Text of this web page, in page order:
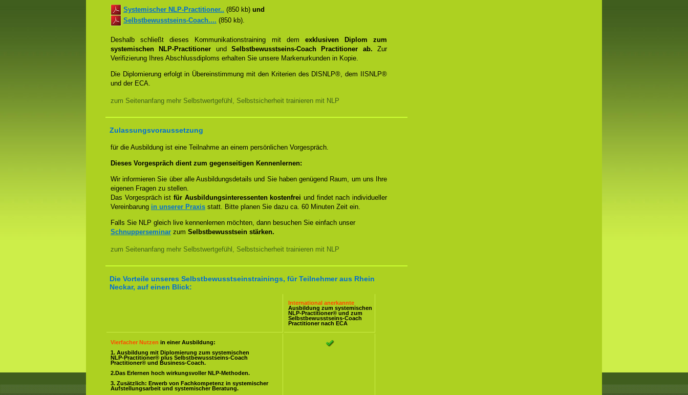
Systemischer NLP-Practitioner.. (850 kb) und
Selbstbewusstseins-Coach.... (850 kb).
Deshalb schließt dieses Kommunikationstraining mit dem exklusiven Diplom zum
systemischen NLP-Practitioner undSelbstbewusstseins-Coach Practitioner ab.Zur
Verifizierung Ihres Abschlussdiploms erhalten Sie unsere Markenurkunden in Kopie.
Die Diplomierung erfolgt in Übereinstimmung mit den Kriterien des DISNLP®, dem IISNLP®
und der ECA.
zum Seitenanfang mehr Selbstwertgefühl, Selbstsicherheit trainieren mit NLP
Zulassungsvoraussetzung
für die Ausbildung ist eine Teilnahme an einem persönlichen Vorgespräch.
Dieses Vorgespräch dient zum gegenseitigen Kennenlernen:
Wir informieren Sie über alle Ausbildungsdetails und Sie haben genügend Raum, um uns Ihre
eigenen Fragen zu stellen.
Das Vorgespräch ist für Ausbildungsinteressenten kostenfrei und findet nach individueller
Vereinbarung in unserer Praxis statt. Bitte planen Sie dazu ca. 60 Minuten Zeit ein.
Falls Sie NLP gleich live kennenlernen möchten, dann besuchen Sie einfach unser
Schnupperseminar zum Selbstbewusstsein stärken.
zum Seitenanfang mehr Selbstwertgefühl, Selbstsicherheit trainieren mit NLP
Die Vorteile unseres Selbstbewusstseinstrainings, für Teilnehmer aus Rhein
Neckar, auf einen Blick:
International anerkannte
Ausbildung zum systemischen
NLP-Practitioner® und zum
Selbstbewusstseins-Coach
Practitioner nach ECA
Vierfacher Nutzen in einer Ausbildung:
1. Ausbildung mit Diplomierung zum systemischen
NLP-Practitioner® plus Selbstbewusstseins-Coach
Practitioner® und Business-Coach.
2.Das Erlernen hoch wirkungsvoller NLP-Methoden.
3. Zusätzlich: Erwerb von Fachkompetenz in systemischer
Aufstellungsarbeit und systemischer Beratung.